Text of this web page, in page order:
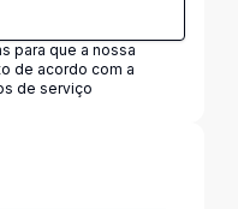
Ban2
ou locação em São
para que a nossa
de acordo com a
de serviço